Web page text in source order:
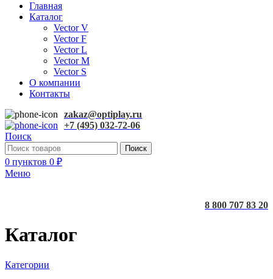
Главная
Каталог
Vector V
Vector F
Vector L
Vector M
Vector S
О компании
Контакты
zakaz@optiplay.ru
+7 (495) 032-72-06
Поиск
Поиск
0 пунктов 0 ₽
Меню
8 800 707 83 20
Каталог
Категории